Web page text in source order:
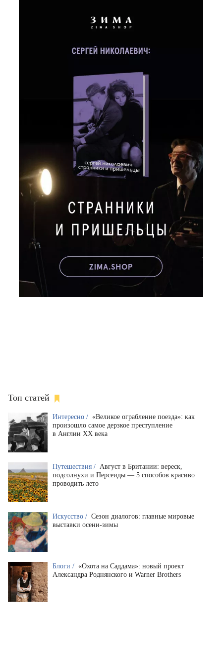
Топ статей
Интересно / «Великое ограбление поезда»: как
произошло самое дерзкое преступление
в Англии XX века
Путешествия / Август в Британии: вереск,
подсолнухи и Персеиды — 5 способов красиво
проводить лето
Искусство / Сезон диалогов: главные мировые
выставки осени-зимы
Блоги / «Охота на Саддама»: новый проект
Александра Роднянского и Warner Brothers